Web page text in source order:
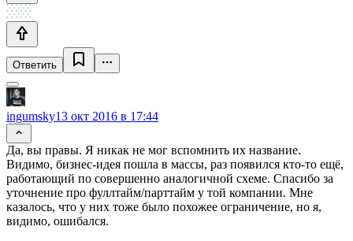
Ответить
ingumsky13 окт 2016 в 17:44
Да, вы правы. Я никак не мог вспомнить их название.
Видимо, бизнес-идея пошла в массы, раз появился кто-то ещё,
работающий по совершенно аналогичной схеме. Спасибо за
уточнение про фуллтайм/парттайм у той компании. Мне
казалось, что у них тоже было похожее ограничение, но я,
видимо, ошибался.